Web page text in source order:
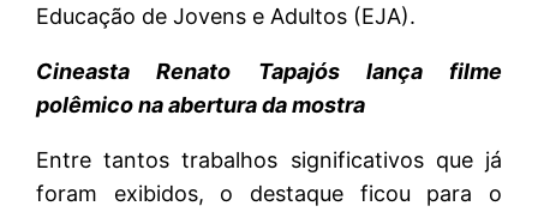
Educação de Jovens e Adultos (EJA).
Cineasta Renato Tapajós lança filme
polêmico na abertura da mostra
Entre tantos trabalhos significativos que já
foram exibidos, o destaque ficou para o